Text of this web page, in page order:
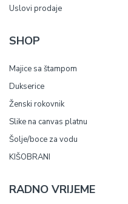
Uslovi prodaje
SHOP
Majice sa štampom
Dukserice
Ženski rokovnik
Slike na canvas platnu
Šolje/boce za vodu
KIŠOBRANI
RADNO VRIJEME